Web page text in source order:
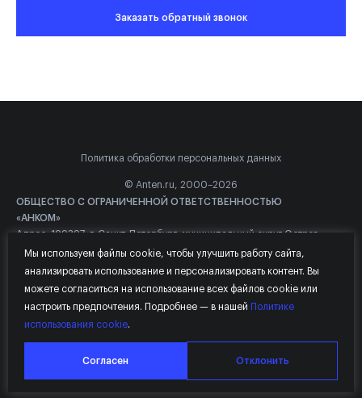
Заказать обратный звонок
© Anten.ru, 2000–2026
Политика обработки персональных данных
ОБЩЕСТВО С ОГРАНИЧЕННОЙ ОТВЕТСТВЕННОСТЬЮ
«АНКОМ»
Адрес: 199397, г. Санкт-Петербург, муниципальный округ Остров
Декабристов вн.тер.г., Наличная ул, д. 44, к. 1, стр. 1, помещ. 129Н
Телефон: +7 (812) 703-04-00
Доп. ОКВЭД: 46.51.2, 62.01, 62.02, 62.03
Приказом Минцифры России №499, включая Код 1.01
Мы используем файлы cookie, чтобы улучшить работу сайта,
анализировать использование и персонализировать контент. Вы
можете согласиться на использование всех файлов cookie или
настроить предпочтения. Подробнее — в нашей Политике
использования cookie.
Согласен Отклонить